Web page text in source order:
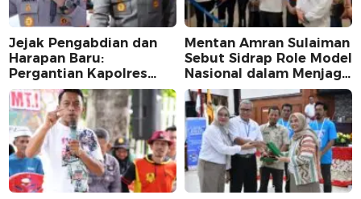
Jejak Pengabdian dan
Harapan Baru:
Pergantian Kapolres
Sidrap dalam Perspektif
Karier Dua Perwira
Mentan Amran Sulaiman
Sebut Sidrap Role Model
Nasional dalam Menjaga
Stabilitas Harga Telur